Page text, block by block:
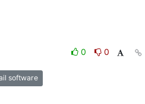
0
0
software